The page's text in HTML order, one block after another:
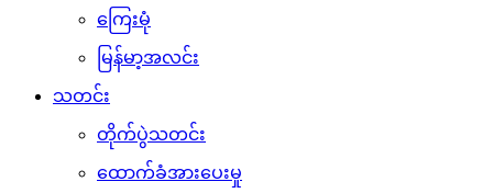
ကြေးမုံ
မြန်မာ့အလင်း
သတင်း
တိုက်ပွဲသတင်း
ထောက်ခံအားပေးမှု